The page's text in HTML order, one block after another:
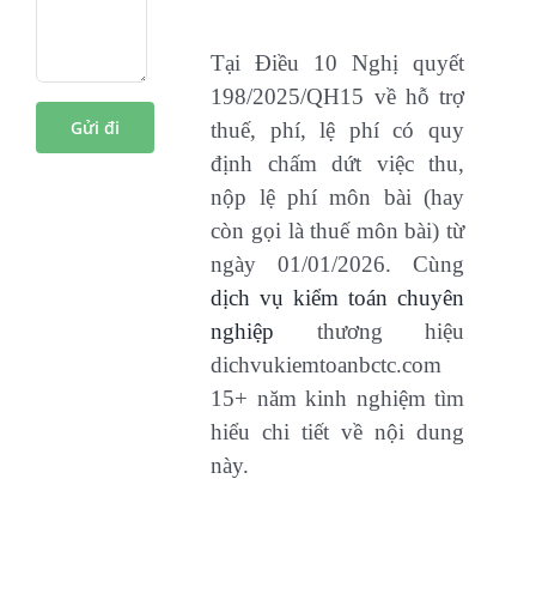
Tại Điều 10 Nghị quyết
198/2025/QH15 về hỗ trợ
thuế, phí, lệ phí có quy
định chấm dứt việc thu,
nộp lệ phí môn bài (hay
còn gọi là thuế môn bài) từ
ngày 01/01/2026. Cùng
dịch vụ kiểm toán chuyên
nghiệp thương hiệu
dichvukiemtoanbctc.com
15+ năm kinh nghiệm tìm
hiểu chi tiết về nội dung
này.